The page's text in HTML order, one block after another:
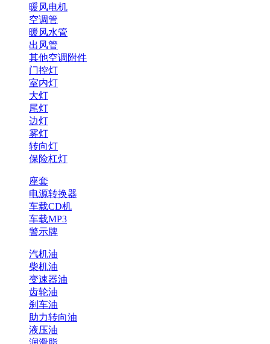
暖风电机
空调管
暖风水管
出风管
其他空调附件
门控灯
室内灯
大灯
尾灯
边灯
雾灯
转向灯
保险杠灯
座套
电源转换器
车载CD机
车载MP3
警示牌
汽机油
柴机油
变速器油
齿轮油
刹车油
助力转向油
液压油